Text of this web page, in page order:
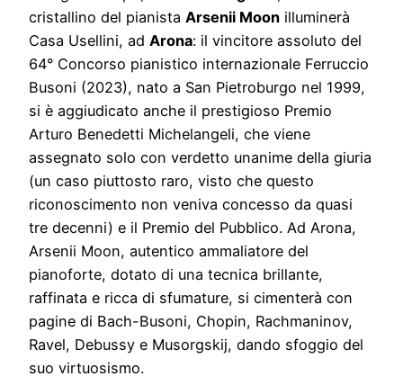
cristallino del pianista Arsenii Moon illuminerà
Casa Usellini, ad Arona: il vincitore assoluto del
64° Concorso pianistico internazionale Ferruccio
Busoni (2023), nato a San Pietroburgo nel 1999,
si è aggiudicato anche il prestigioso Premio
Arturo Benedetti Michelangeli, che viene
assegnato solo con verdetto unanime della giuria
(un caso piuttosto raro, visto che questo
riconoscimento non veniva concesso da quasi
tre decenni) e il Premio del Pubblico. Ad Arona,
Arsenii Moon, autentico ammaliatore del
pianoforte, dotato di una tecnica brillante,
raffinata e ricca di sfumature, si cimenterà con
pagine di Bach-Busoni, Chopin, Rachmaninov,
Ravel, Debussy e Musorgskij, dando sfoggio del
suo virtuosismo.